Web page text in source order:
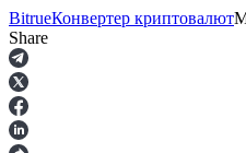
Фьючерсы
BitrueКонвертер криптовалют
Share